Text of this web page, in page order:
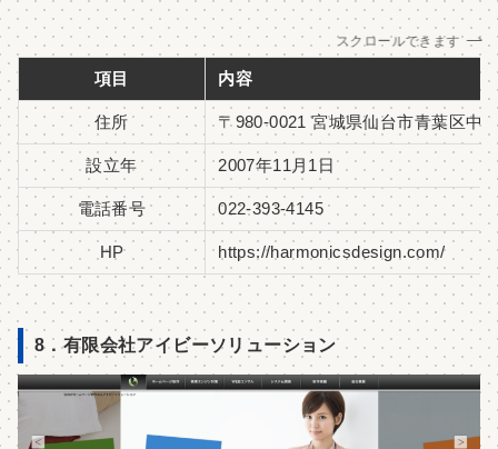
スクロールできます
項目 内容
住所 〒980-0021 宮城県仙台市青葉区中
設立年 2007年11月1日
電話番号 022-393-4145
HP https://harmonicsdesign.com/
8．有限会社アイビーソリューション